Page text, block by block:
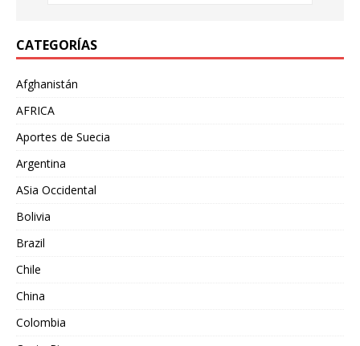
CATEGORÍAS
Afghanistán
AFRICA
Aportes de Suecia
Argentina
ASia Occidental
Bolivia
Brazil
Chile
China
Colombia